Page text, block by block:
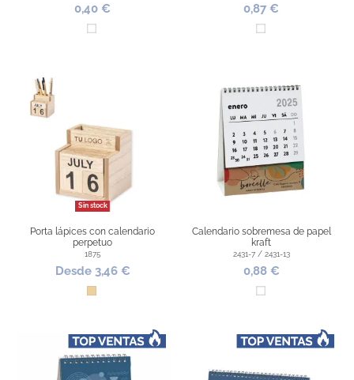
0,40 €
Blanco
0,87 €
Blanco
Sin stock
Porta lápices con calendario
perpetuo
1875
Desde 3,46 €
Madera
Calendario sobremesa de papel
kraft
2431-7 / 2431-13
0,88 €
Blanco